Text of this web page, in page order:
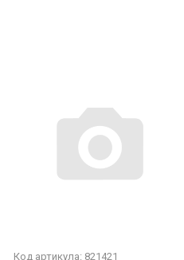
Код артикула: 821421